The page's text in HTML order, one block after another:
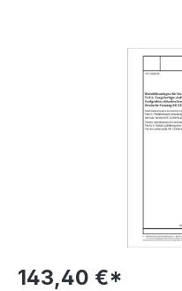
Bildergalerie überspringen
143,40 €*